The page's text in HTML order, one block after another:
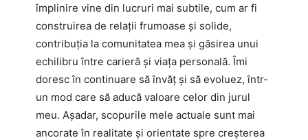
împlinire vine din lucruri mai subtile, cum ar fi
construirea de relații frumoase și solide,
contribuția la comunitatea mea și găsirea unui
echilibru între carieră și viața personală. Îmi
doresc în continuare să învăț și să evoluez, într-
un mod care să aducă valoare celor din jurul
meu. Așadar, scopurile mele actuale sunt mai
ancorate în realitate și orientate spre creșterea